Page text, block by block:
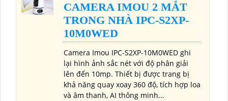
CAMERA IMOU 2 MẮT
TRONG NHÀ IPC-S2XP-
10M0WED
Camera Imou IPC-S2XP-10M0WED ghi
lại hình ảnh sắc nét với độ phân giải
lên đến 10mp. Thiết bị được trang bị
khả năng quay xoay 360 độ, tích hợp loa
và âm thanh, AI thông minh...